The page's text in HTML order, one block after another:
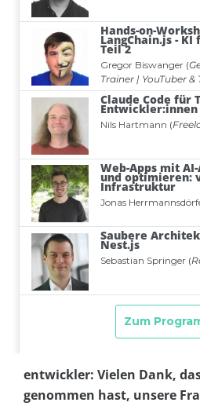
entwickler: Vielen Dank,
genommen hast, unsere